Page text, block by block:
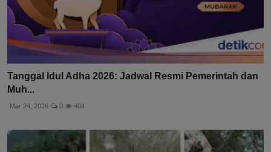
Tanggal Idul Adha 2026: Jadwal Resmi Pemerintah dan
Muh...
Mar 24, 2026 0 404